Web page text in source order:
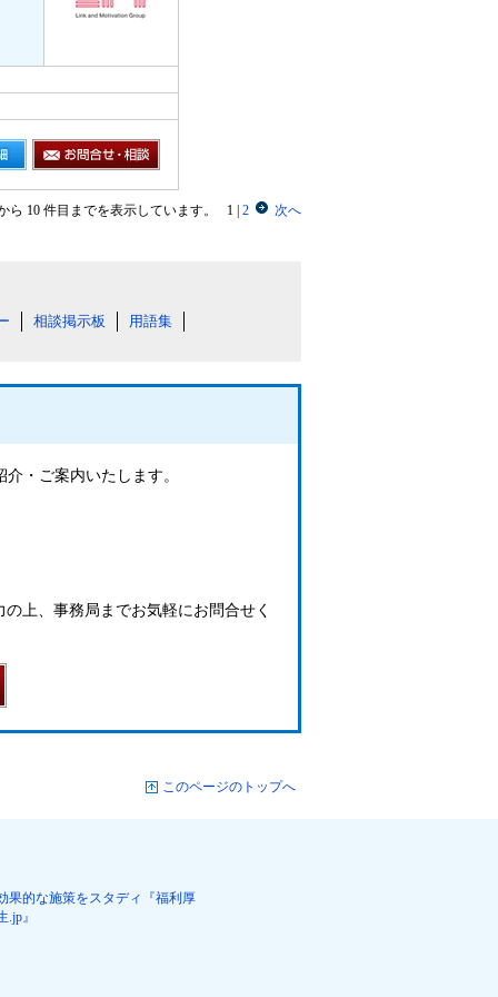
ら 10 件目までを表示しています。 1 2 次へ
相談掲示板 用語集
・ご案内いたします。
上、事務局までお気軽にお問合せく
このページのトップへ
果的な施策をスタディ『福利厚
.jp』